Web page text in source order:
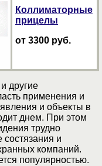
Коллиматорные
прицелы
от 3300 руб.
другие
применения и
и объекты в
днем. При этом
трудно
состязания и
компаний.
популярностью.